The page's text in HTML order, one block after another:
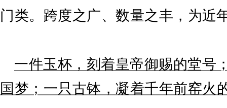
门类。跨度之广、数量之丰， 为近
一件玉杯，刻着皇帝御赐的堂号
国梦；一只古钵，凝着千年前窑